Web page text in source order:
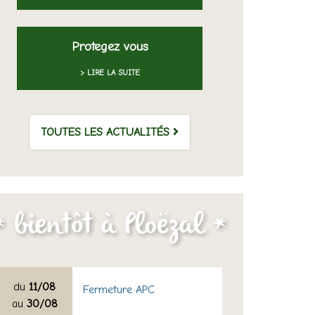
Protegez vous
> LIRE LA SUITE
TOUTES LES ACTUALITÉS
du 11/08
au 30/08
Fermeture APC